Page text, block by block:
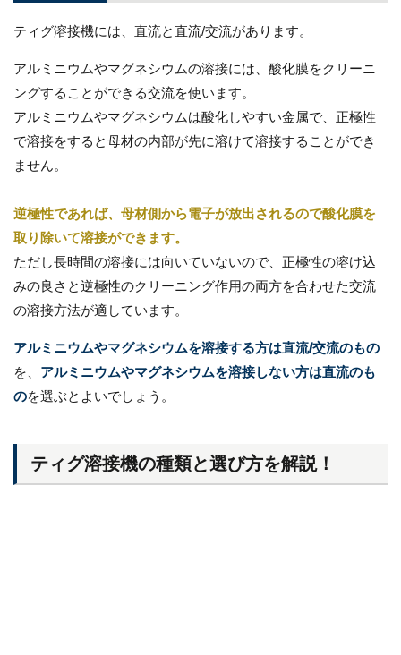
ティグ溶接機には、直流と直流/交流があります。
アルミニウムやマグネシウムの溶接には、酸化膜をクリーニ
ングすることができる交流を使います。
アルミニウムやマグネシウムは酸化しやすい金属で、正極性
で溶接をすると母材の内部が先に溶けて溶接することができ
ません。
逆極性であれば、母材側から電子が放出されるので酸化膜を
取り除いて溶接ができます。
ただし長時間の溶接には向いていないので、正極性の溶け込
みの良さと逆極性のクリーニング作用の両方を合わせた交流
の溶接方法が適しています。
アルミニウムやマグネシウムを溶接する方は直流/交流のもの
を、 アルミニウムやマグネシウムを溶接しない方は直流のも
のを選ぶとよいでしょう。
ティグ溶接機の種類と選び方を解説！